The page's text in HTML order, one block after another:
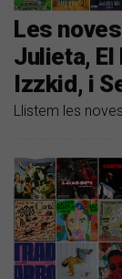
Les
Julieta, El
Izzkid, i
Llistem les